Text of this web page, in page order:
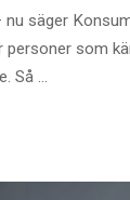
säger
som
Så ...